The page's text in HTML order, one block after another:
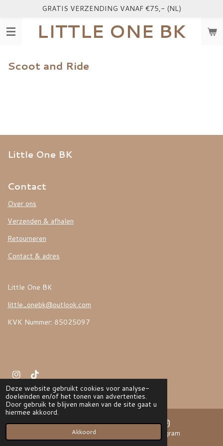
Deze website gebruikt cookies voor analyse-
doeleinden en/of het tonen van advertenties.
Door gebruik te blijven maken van de site gaat u
hiermee akkoord.
Akkoord
naar
LITTLE ONE BK
GRATIS VERZENDING VANAF €75,- (NL)
Scoot and Ride
Little One BK
Contact
Over ons
Verzenden & afhalen
Retourneren
Contact & adres
Little One BK
little_onebk@outlook.com
KVK Nummer: 85025097
I
n
s
t
a
r
m
T
i
k
T
o
© 2022 LITTLE ONE BK
E-mailadres Instagram